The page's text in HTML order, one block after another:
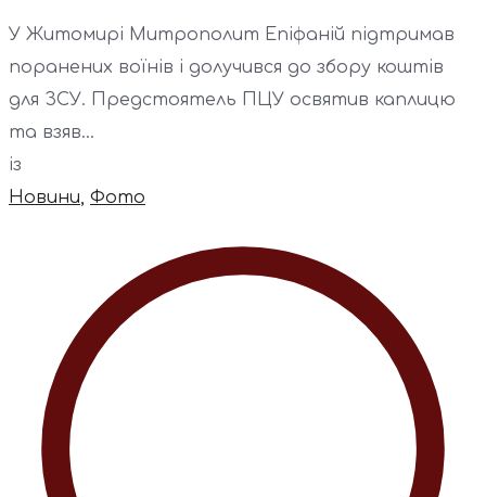
У Житомирі Митрополит Епіфаній підтримав
поранених воїнів і долучився до збору коштів
для ЗСУ. Предстоятель ПЦУ освятив каплицю
та взяв...
із
Новини, Фото